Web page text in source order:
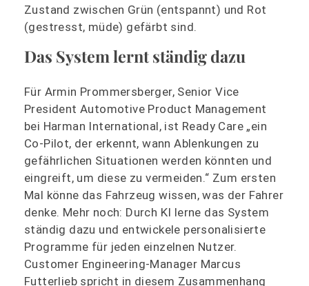
Zustand zwischen Grün (entspannt) und Rot
(gestresst, müde) gefärbt sind.
Das System lernt ständig dazu
Für Armin Prommersberger, Senior Vice
President Automotive Product Management
bei Harman International, ist Ready Care „ein
Co-Pilot, der erkennt, wann Ablenkungen zu
gefährlichen Situationen werden könnten und
eingreift, um diese zu vermeiden.“ Zum ersten
Mal könne das Fahrzeug wissen, was der Fahrer
denke. Mehr noch: Durch KI lerne das System
ständig dazu und entwickele personalisierte
Programme für jeden einzelnen Nutzer.
Customer Engineering-Manager Marcus
Futterlieb spricht in diesem Zusammenhang